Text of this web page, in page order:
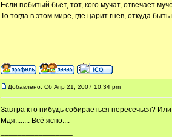
Если побитый бьёт, тот, кого мучат, отвечает
То тогда в этом мире, где царит гнев, откуда
Добавлено: Сб Апр 21, 2007 10:34 pm
Завтра кто нибудь собираеться пересечься?
Мдя........ Всё ясно....